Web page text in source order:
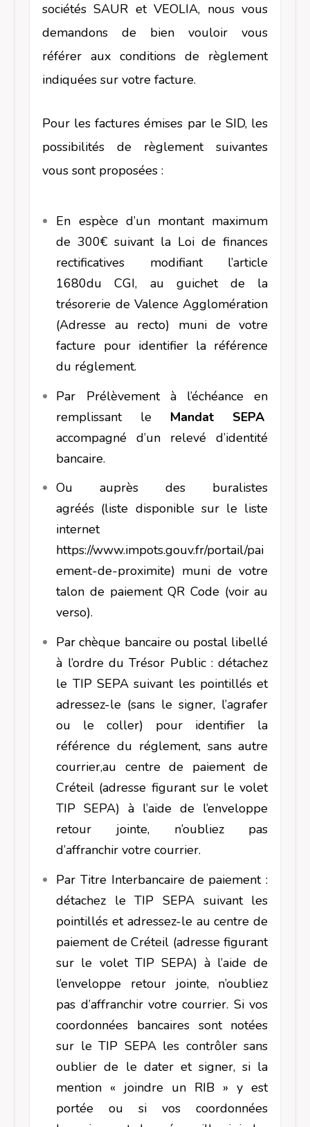
sociétés SAUR et VEOLIA, nous vous
demandons de bien vouloir vous
référer aux conditions de règlement
indiquées sur votre facture.
Pour les factures émises par le SID, les
possibilités de règlement suivantes
vous sont proposées :
En espèce d’un montant maximum
de 300€ suivant la Loi de finances
rectificatives modifiant l’article
1680du CGI, au guichet de la
trésorerie de Valence Agglomération
(Adresse au recto) muni de votre
facture pour identifier la référence
du réglement.
Par Prélèvement à l’échéance en
remplissant le Mandat SEPA
accompagné d’un relevé d’identité
bancaire.
Ou auprès des buralistes
agréés (liste disponible sur le liste
internet
https://www.impots.gouv.fr/portail/pai
ement-de-proximite) muni de votre
talon de paiement QR Code (voir au
verso).
Par chèque bancaire ou postal libellé
à l’ordre du Trésor Public : détachez
le TIP SEPA suivant les pointillés et
adressez-le (sans le signer, l’agrafer
ou le coller) pour identifier la
référence du réglement, sans autre
courrier,au centre de paiement de
Créteil (adresse figurant sur le volet
TIP SEPA) à l’aide de l’enveloppe
retour jointe, n’oubliez pas
d’affranchir votre courrier.
Par Titre Interbancaire de paiement :
détachez le TIP SEPA suivant les
pointillés et adressez-le au centre de
paiement de Créteil (adresse figurant
sur le volet TIP SEPA) à l’aide de
l’enveloppe retour jointe, n’oubliez
pas d’affranchir votre courrier. Si vos
coordonnées bancaires sont notées
sur le TIP SEPA les contrôler sans
oublier de le dater et signer, si la
mention « joindre un RIB » y est
portée ou si vos coordonnées